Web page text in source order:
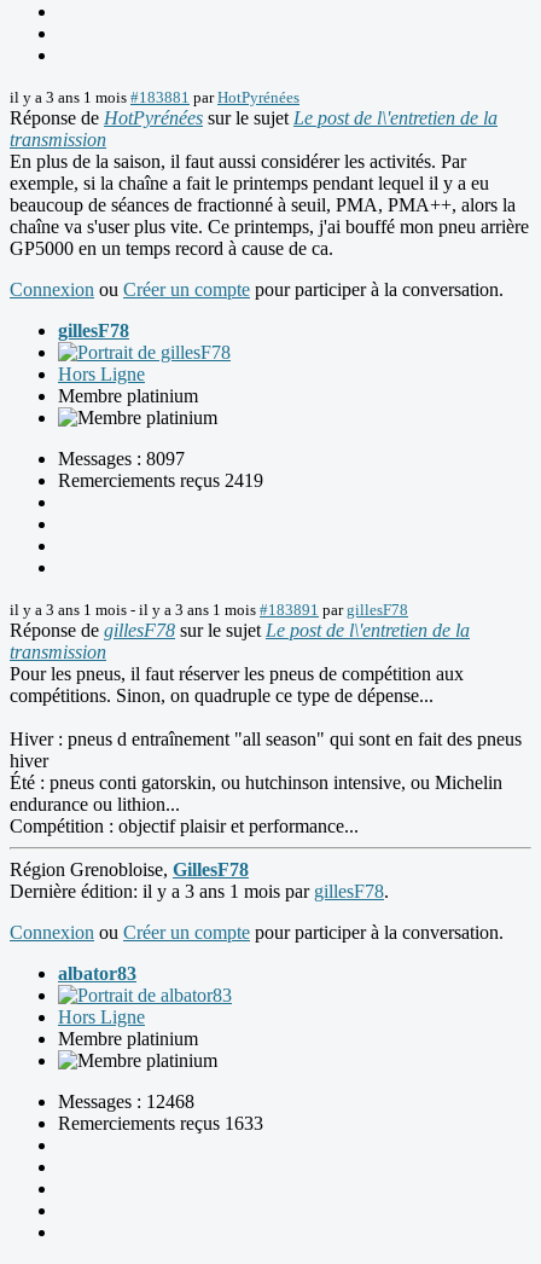
il y a 3 ans 1 mois #183881 parHotPyrénées
Réponse de HotPyrénées sur le sujet Le post de l\'entretien de la
transmission
En plus de la saison, il faut aussi considérer les activités. Par
exemple, si la chaîne a fait le printemps pendant lequel il y a eu
beaucoup de séances de fractionné à seuil, PMA, PMA++, alors la
chaîne va s'user plus vite. Ce printemps, j'ai bouffé mon pneu arrière
GP5000 en un temps record à cause de ca.
Connexion ou Créer un compte pour participer à la conversation.
gillesF78
Hors Ligne
Membre platinium
Messages : 8097
Remerciements reçus 2419
il y a 3 ans 1 mois - il y a 3 ans 1 mois #183891 pargillesF78
Réponse de gillesF78 sur le sujet Le post de l\'entretien de la
transmission
Pour les pneus, il faut réserver les pneus de compétition aux
compétitions. Sinon, on quadruple ce type de dépense...
Hiver : pneus d entraînement "all season" qui sont en fait des pneus
hiver
Été : pneus conti gatorskin, ou hutchinson intensive, ou Michelin
endurance ou lithion...
Compétition : objectif plaisir et performance...
Région Grenobloise, GillesF78
Dernière édition: il y a 3 ans 1 mois par gillesF78.
Connexion ou Créer un compte pour participer à la conversation.
albator83
Hors Ligne
Membre platinium
Messages : 12468
Remerciements reçus 1633